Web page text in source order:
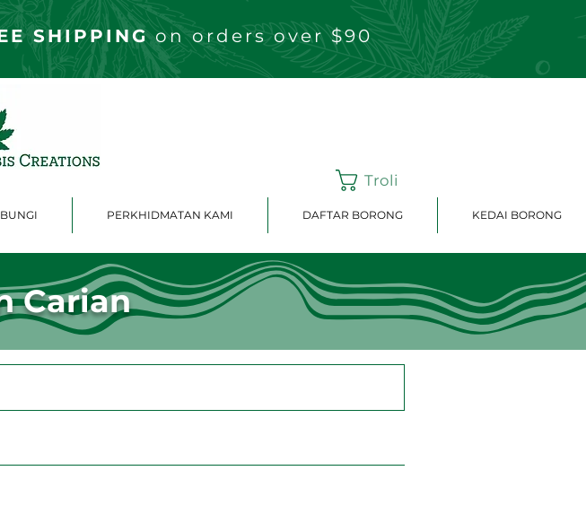
SHIPPINGon orders over $90
Troli
PERKHIDMATAN KAMI DAFTAR BORONG KEDAI BORONG
Carian